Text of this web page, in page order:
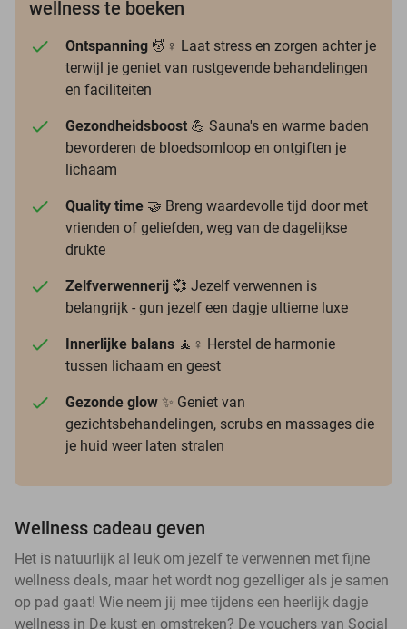
wellness te boeken
Ontspanning 💆♀️ Laat stress en zorgen achter je
terwijl je geniet van rustgevende behandelingen
en faciliteiten
Gezondheidsboost 💪 Sauna's en warme baden
bevorderen de bloedsomloop en ontgiften je
lichaam
Quality time 🤝 Breng waardevolle tijd door met
vrienden of geliefden, weg van de dagelijkse
drukte
Zelfverwennerij 💞 Jezelf verwennen is
belangrijk - gun jezelf een dagje ultieme luxe
Innerlijke balans 🧘♀️ Herstel de harmonie
tussen lichaam en geest
Gezonde glow ✨ Geniet van
gezichtsbehandelingen, scrubs en massages die
je huid weer laten stralen
Wellness cadeau geven
Het is natuurlijk al leuk om jezelf te verwennen met fijne
wellness deals, maar het wordt nog gezelliger als je samen
op pad gaat! Wie neem jij mee tijdens een heerlijk dagje
wellness in De kust en omstreken? De vouchers van Social